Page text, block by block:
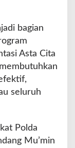
bagian
Asta Cita
seluruh
Polda
Mu’min